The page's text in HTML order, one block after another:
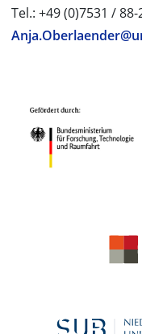
Tel.: +49 (0)7531 / 88-